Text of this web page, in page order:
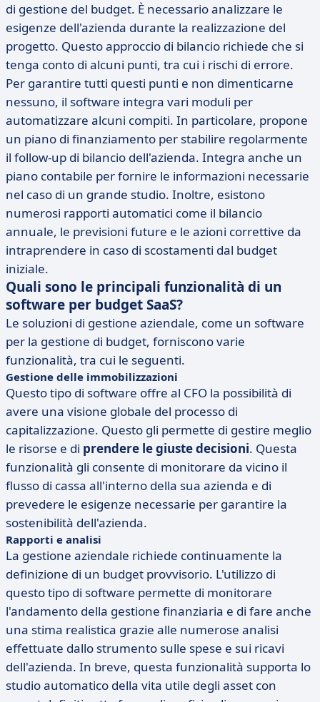
di gestione del budget. È necessario analizzare le
esigenze dell'azienda durante la realizzazione del
progetto. Questo approccio di bilancio richiede che si
tenga conto di alcuni punti, tra cui i rischi di errore.
Per garantire tutti questi punti e non dimenticarne
nessuno, il software integra vari moduli per
automatizzare alcuni compiti. In particolare, propone
un piano di finanziamento per stabilire regolarmente
il follow-up di bilancio dell'azienda. Integra anche un
piano contabile per fornire le informazioni necessarie
nel caso di un grande studio. Inoltre, esistono
numerosi rapporti automatici come il bilancio
annuale, le previsioni future e le azioni correttive da
intraprendere in caso di scostamenti dal budget
iniziale.
Quali sono le principali funzionalità di un
software per budget SaaS?
Le soluzioni di gestione aziendale, come un software
per la gestione di budget, forniscono varie
funzionalità, tra cui le seguenti.
Gestione delle immobilizzazioni
Questo tipo di software offre al CFO la possibilità di
avere una visione globale del processo di
capitalizzazione. Questo gli permette di gestire meglio
le risorse e di prendere le giuste decisioni. Questa
funzionalità gli consente di monitorare da vicino il
flusso di cassa all'interno della sua azienda e di
prevedere le esigenze necessarie per garantire la
sostenibilità dell'azienda.
Rapporti e analisi
La gestione aziendale richiede continuamente la
definizione di un budget provvisorio. L'utilizzo di
questo tipo di software permette di monitorare
l'andamento della gestione finanziaria e di fare anche
una stima realistica grazie alle numerose analisi
effettuate dallo strumento sulle spese e sui ricavi
dell'azienda. In breve, questa funzionalità supporta lo
studio automatico della vita utile degli asset con